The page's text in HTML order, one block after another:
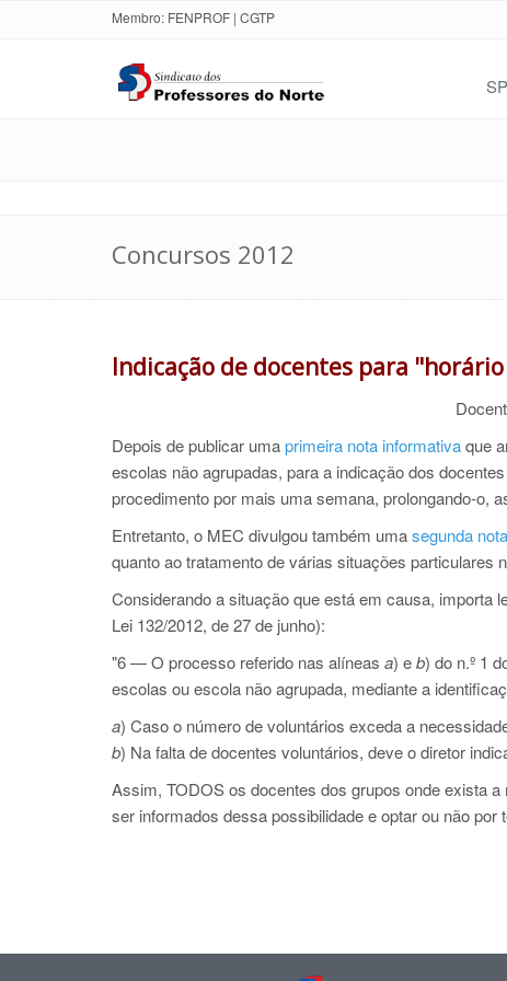
Membro: FENPROF | CGTP
Concursos 2012
Indicação de docentes para
Depois de publicar umaprimeira nota informativaque
escolas não agrupadas, para a indicação dos
procedimento por mais uma semana, prolongando-o,
Entretanto, o MEC divulgou também umasegunda
quanto ao tratamento de várias situações particulares
Considerando a situação que está em causa, importa
Lei 132/2012, de 27 de junho):
"6 — O processo referido nas alíneas a) eb) do n.º 1
escolas ou escola não agrupada, mediante a
a) Caso o número de voluntários exceda a
b) Na falta de docentes voluntários, deve o diretor
Assim, TODOS os docentes dos grupos onde exista
ser informados dessa possibilidade e optar ou não por